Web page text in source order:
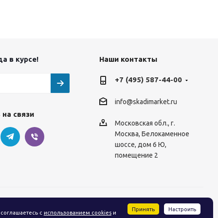
с использованием cookiesи
Принять Настроить
в курсе!
связи
Наши контакты
+7 (495) 587-44-00
info@skadimarket.ru
Московская обл., г.
Москва, Белокаменное
шоссе, дом 6 Ю,
помещение 2